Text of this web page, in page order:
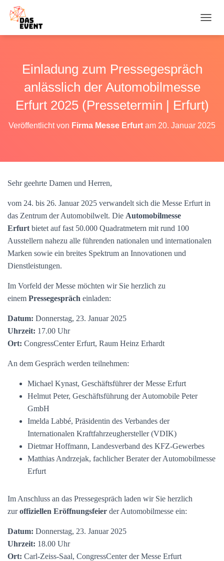
A
O
N
M
N
Einladung zum Pressegespräch
anlässlich der Automobilmesse
Erfurt 2025 (Pressetermin | Erfurt)
Veröffentlicht von Firma Messe Erfurt am 20. Januar 2025
Sehr geehrte Damen und Herren,
vom 24. bis 26. Januar 2025 verwandelt sich die Messe Erfurt in
das Zentrum der Automobilwelt. Die Automobilmesse
Erfurt bietet auf fast 50.000 Quadratmetern mit rund 100
Ausstellern nahezu alle führenden nationalen und internationalen
Marken sowie ein breites Spektrum an Innovationen und
Dienstleistungen.
Im Vorfeld der Messe möchten wir Sie herzlich zu
einem Pressegespräch einladen:
Datum: Donnerstag, 23. Januar 2025
Uhrzeit: 17.00 Uhr
Ort: CongressCenter Erfurt, Raum Heinz Erhardt
An dem Gespräch werden teilnehmen:
Michael Kynast, Geschäftsführer der Messe Erfurt
Helmut Peter, Geschäftsführung der Automobile Peter
GmbH
Imelda Labbé, Präsidentin des Verbandes der
Internationalen Kraftfahrzeughersteller (VDIK)
Dietmar Hoffmann, Landesverband des KFZ-Gewerbes
Matthias Andrzejak, fachlicher Berater der Automobilmesse
Erfurt
Im Anschluss an das Pressegespräch laden wir Sie herzlich
zuroffiziellen Eröffnungsfeier der Automobilmesse ein:
Datum: Donnerstag, 23. Januar 2025
Uhrzeit: 18.00 Uhr
Ort: Carl-Zeiss-Saal, CongressCenter der Messe Erfurt